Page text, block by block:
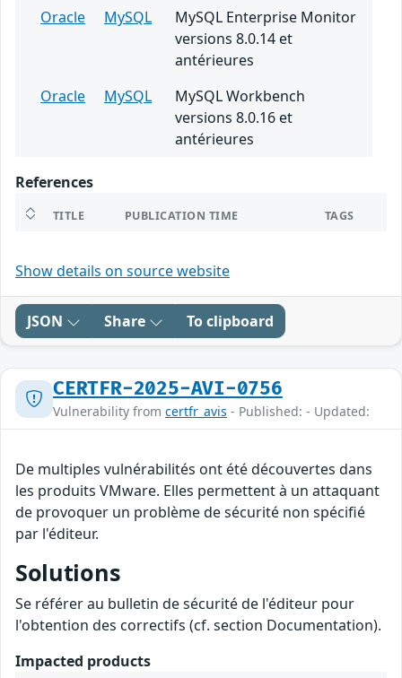
Oracle
MySQL
MySQL Enterprise Monitor
versions 8.0.14 et
antérieures
Oracle
MySQL
MySQL Workbench
versions 8.0.16 et
antérieures
References
TITLE PUBLICATION TIME TAGS
Show details on source website
JSON Share To clipboard
CERTFR-2025-AVI-0756
Vulnerability from certfr_avis - Published: - Updated:
De multiples vulnérabilités ont été découvertes dans
les produits VMware. Elles permettent à un attaquant
de provoquer un problème de sécurité non spécifié
par l'éditeur.
Solutions
Se référer au bulletin de sécurité de l'éditeur pour
l'obtention des correctifs (cf. section Documentation).
Impacted products